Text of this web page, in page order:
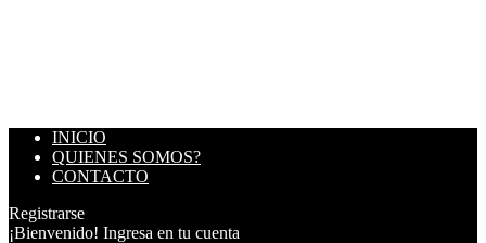
INICIO
QUIENES SOMOS?
CONTACTO
Registrarse
¡Bienvenido! Ingresa en tu cuenta